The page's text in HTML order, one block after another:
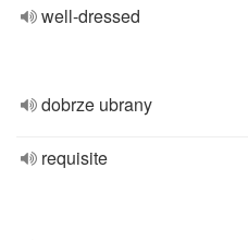
well-dressed
dobrze ubrany
requisite